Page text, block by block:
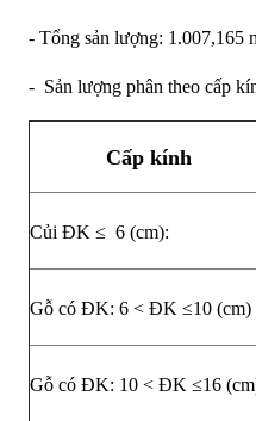
- Tổng sản lượng: 1.007,165
- Sản lượng phân theo cấp
Cấp kính
Củi ĐK ≤ 6 (cm):
Gỗ có ĐK: 6 < ĐK ≤10 (cm)
Gỗ có ĐK: 10 < ĐK ≤16